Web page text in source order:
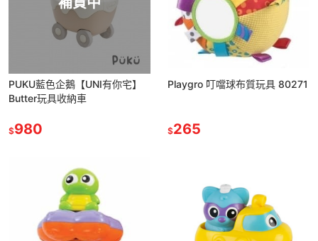
PUKU藍色企鵝【UNI有你宅】
Butter玩具收納車
$980
Playgro 叮噹球布質玩具 80271
$265